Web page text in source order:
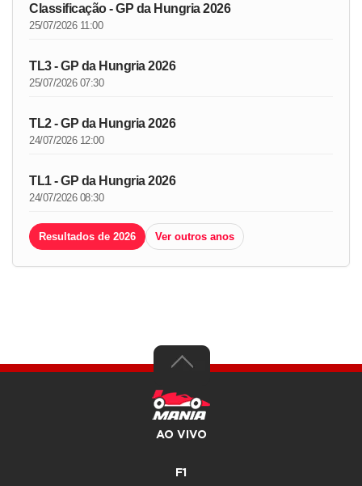
Classificação - GP da Hungria 2026
25/07/2026 11:00
TL3 - GP da Hungria 2026
25/07/2026 07:30
TL2 - GP da Hungria 2026
24/07/2026 12:00
TL1 - GP da Hungria 2026
24/07/2026 08:30
Resultados de 2026 Ver outros anos
AO VIVO
F1